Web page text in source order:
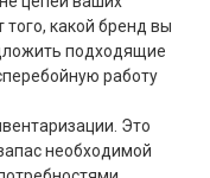
какой бренд вы
подходящие
работу
Это
необходимой